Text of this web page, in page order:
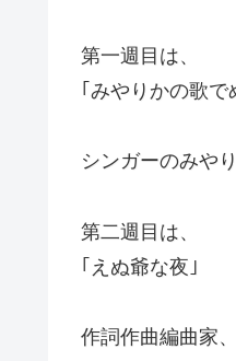
第一週目は、
｢みやりかの歌で
シンガーのみや
第二週目は、
｢えぬ爺な夜｣
作詞作曲編曲家